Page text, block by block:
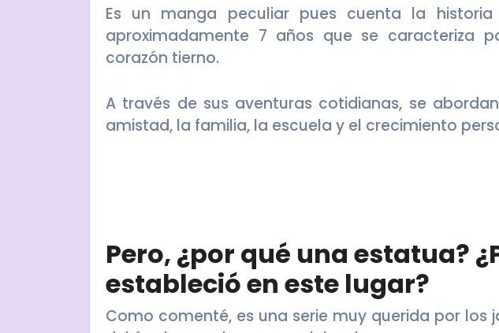
Es un manga peculiar pues cuenta la
aproximadamente 7 años que se caracteriza
corazón tierno.
A través de sus aventuras cotidianas, se
amistad, la familia, la escuela y el crecimiento
Pero, ¿por qué una estatua?
estableció en este lugar?
Como comenté, es una serie muy querida por los